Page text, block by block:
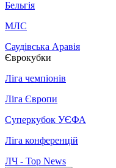
Бельгія
МЛС
Саудівська Аравія
Єврокубки
Ліга чемпіонів
Ліга Європи
Суперкубок УЄФА
Ліга конференцій
ЛЧ - Top News